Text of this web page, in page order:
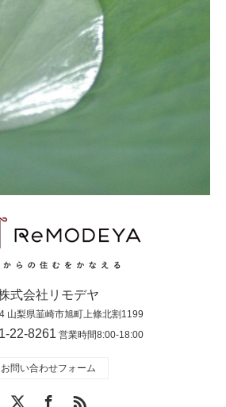
式会社リモデヤ
山梨県韮崎市旭町上條北割1199
22-8261 営業時間8:00-18:00
お問い合わせフォーム